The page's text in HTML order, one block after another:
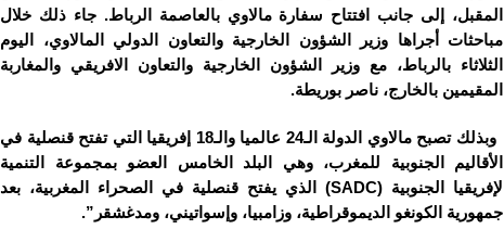
المقبل، إلى جانب افتتاح سفارة مالاوي بالعاصمة الرباط. جاء ذلك خلال
مباحثات أجراها وزير الشؤون الخارجية والتعاون الدولي المالاوي، اليوم
الثلاثاء بالرباط، مع وزير الشؤون الخارجية والتعاون الافريقي والمغاربة
المقيمين بالخارج، ناصر بوريطة.
وبذلك تصبح مالاوي الدولة الـ24 عالميا والـ18 إفريقيا التي تفتح قنصلية في
الأقاليم الجنوبية للمغرب، وهي البلد الخامس العضو بمجموعة التنمية
لإفريقيا الجنوبية (SADC) الذي يفتح قنصلية في الصحراء المغربية، بعد
جمهورية الكونغو الديموقراطية، وزامبيا، وإسواتيني، ومدغشقر”.